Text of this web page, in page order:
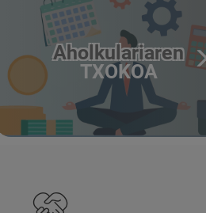
Aholkulariaren
TXOKOA